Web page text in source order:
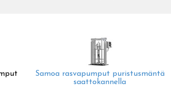
Samoa rasvapumput puristusmäntä
saattokannella